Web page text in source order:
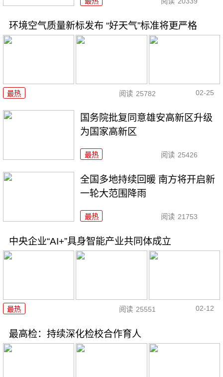
环境空气质量新标发布 “好天气”标准将更严格
最热 阅读 25782 02-25
国务院批复同意雄安高新区升级
为国家高新区
最热 阅读 25426
全国多地持续回暖 南方将开启新
一轮大范围降雨
最热 阅读 21753
中央企业“AI+”具身智能产业共同体成立
最热 阅读 25551 02-12
最高检：持续深化检校合作育人